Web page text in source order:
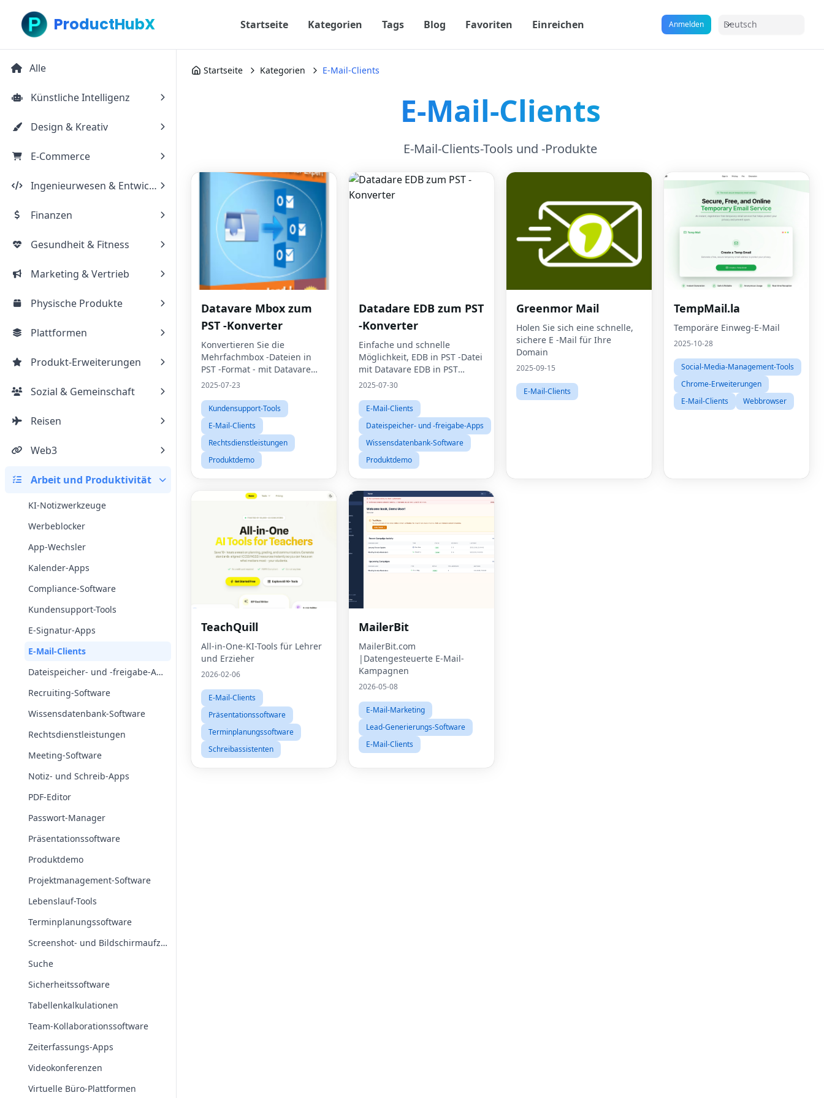
ProductHubX Startseite Kategorien Tags Blog Favoriten Einreichen Anmelden Deutsch
Alle
Künstliche Intelligenz
Design & Kreativ
E-Commerce
Ingenieurwesen & Entwicklung
Finanzen
Gesundheit & Fitness
Marketing & Vertrieb
Physische Produkte
Plattformen
Produkt-Erweiterungen
Sozial & Gemeinschaft
Reisen
Web3
Arbeit und Produktivität
KI-Notizwerkzeuge
Werbeblocker
App-Wechsler
Kalender-Apps
Compliance-Software
Kundensupport-Tools
E-Signatur-Apps
E-Mail-Clients
Dateispeicher- und -freigabe-Apps
Recruiting-Software
Wissensdatenbank-Software
Rechtsdienstleistungen
Meeting-Software
Notiz- und Schreib-Apps
PDF-Editor
Passwort-Manager
Präsentationssoftware
Produktdemo
Projektmanagement-Software
Lebenslauf-Tools
Terminplanungssoftware
Screenshot- und Bildschirmaufzeichnungs-Apps
Suche
Sicherheitssoftware
Tabellenkalkulationen
Team-Kollaborationssoftware
Zeiterfassungs-Apps
Videokonferenzen
Virtuelle Büro-Plattformen
Startseite Kategorien E-Mail-Clients
E-Mail-Clients
E-Mail-Clients-Tools und -Produkte
Datavare Mbox zum
PST -Konverter
Konvertieren Sie die
Mehrfachmbox -Dateien in
PST -Format - mit Datavare
Mbox in PST Converter
2025-07-23
Kundensupport-Tools
E-Mail-Clients
Rechtsdienstleistungen
Produktdemo
Datadare EDB zum PST
-Konverter
Einfache und schnelle
Möglichkeit, EDB in PST -Datei
mit Datavare EDB in PST
Converter umzuwandeln
2025-07-30
E-Mail-Clients
Dateispeicher- und -freigabe-Apps
Wissensdatenbank-Software
Produktdemo
Greenmor Mail
Holen Sie sich eine schnelle,
sichere E -Mail für Ihre
Domain
2025-09-15
E-Mail-Clients
TempMail.la
Temporäre Einweg-E-Mail
2025-10-28
Social-Media-Management-Tools
Chrome-Erweiterungen
E-Mail-Clients
Webbrowser
TeachQuill
All-in-One-KI-Tools für Lehrer
und Erzieher
2026-02-06
E-Mail-Clients
Präsentationssoftware
Terminplanungssoftware
Schreibassistenten
MailerBit
MailerBit.com
|Datengesteuerte E-Mail-
Kampagnen
2026-05-08
E-Mail-Marketing
Lead-Generierungs-Software
E-Mail-Clients